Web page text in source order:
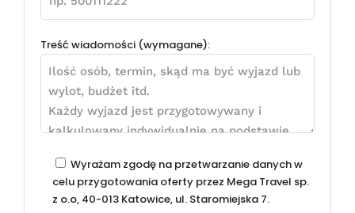
Treść wiadomości (wymagane):
Wyrażam zgodę na przetwarzanie danych w
celu przygotowania oferty przez Mega Travel sp.
z o.o, 40-013 Katowice, ul. Staromiejska 7.